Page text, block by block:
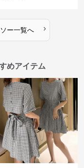
ー一覧へ ›
めアイテム